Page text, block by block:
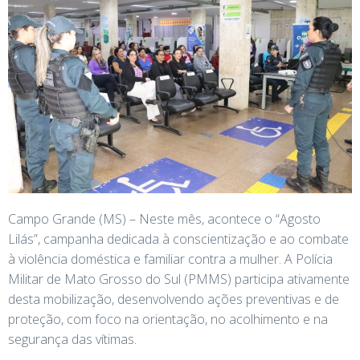
Campo Grande (MS) – Neste mês, acontece o “Agosto
Lilás”, campanha dedicada à conscientização e ao combate
à violência doméstica e familiar contra a mulher. A Polícia
Militar de Mato Grosso do Sul (PMMS) participa ativamente
desta mobilização, desenvolvendo ações preventivas e de
proteção, com foco na orientação, no acolhimento e na
segurança das vítimas.